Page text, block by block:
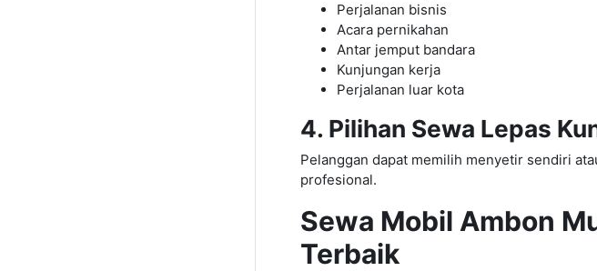
Perjalanan bisnis
Acara pernikahan
Antar jemput bandara
Kunjungan kerja
Perjalanan luar kota
4. Pilihan Sewa Lepas
Pelanggan dapat memilih menyetir sendiri
profesional.
Sewa Mobil Ambon
Terbaik